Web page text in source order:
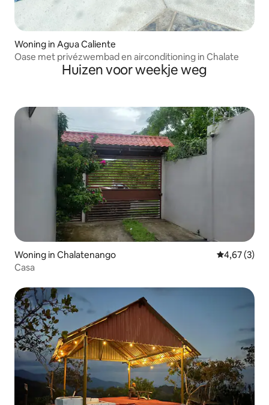
Woning in Agua Caliente
Oase met privézwembad en airconditioning in Chalate
Huizen voor weekje weg
Woning in Chalatenango
4,67 (3)
Casa